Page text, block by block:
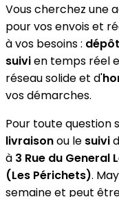
Vous cherchez une
pour vos envois et
à vos besoins : dépôt
suivien temps réel
réseau solide et d'
vos démarches.
Pour toute question
livraisonou le suivi
à 3 Rue du General
(Les Périchets).
semaine et peut